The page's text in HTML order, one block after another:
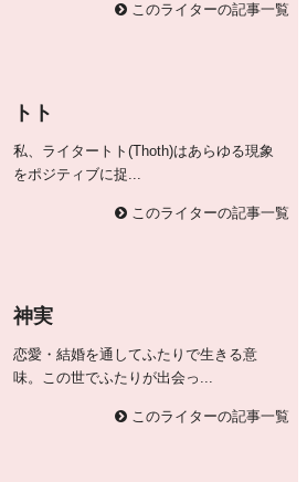
このライターの記事一覧
トト
私、ライタートト(Thoth)はあらゆる現象
をポジティブに捉...
このライターの記事一覧
神実
恋愛・結婚を通してふたりで生きる意
味。この世でふたりが出会っ...
このライターの記事一覧